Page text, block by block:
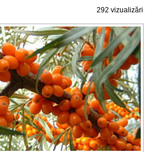
292 vizualizări